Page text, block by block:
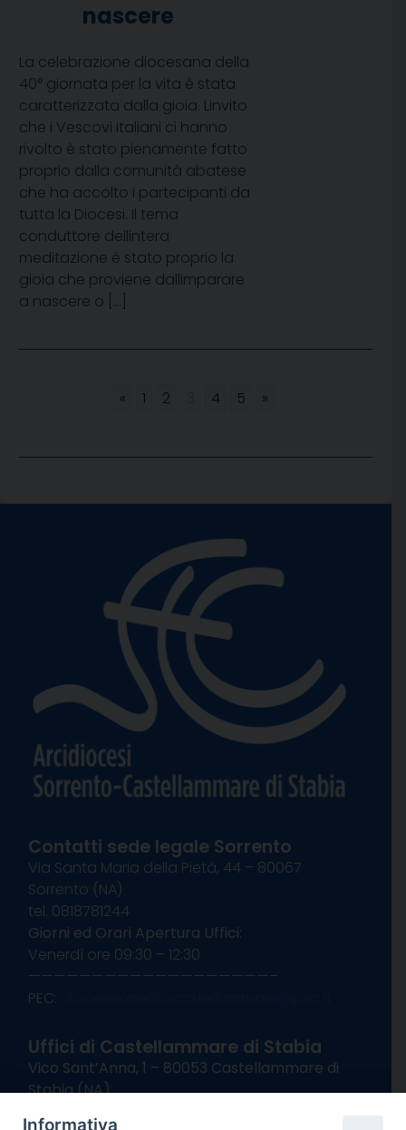
nascere
La celebrazione diocesana della
40° giornata per la vita è stata
caratterizzata dalla gioia. Linvito
che i Vescovi italiani ci hanno
rivolto è stato pienamente fatto
proprio dalla comunità abatese
che ha accolto i partecipanti da
tutta la Diocesi. Il tema
conduttore dellintera
meditazione è stato proprio la
gioia che proviene dallimparare
a nascere o […]
« 1 2 4 5 »
Contatti sede legale Sorrento
Via Santa Maria della Pietà, 44 – 80067
Sorrento (NA)
tel. 0818781244
Giorni ed Orari Apertura Uffici:
Venerdì ore 09:30 – 12:30
———————————————————–
PEC:
Uffici di Castellammare di Stabia
Vico Sant’Anna, 1 – 80053 Castellammare di
Stabia (NA)
Informativa